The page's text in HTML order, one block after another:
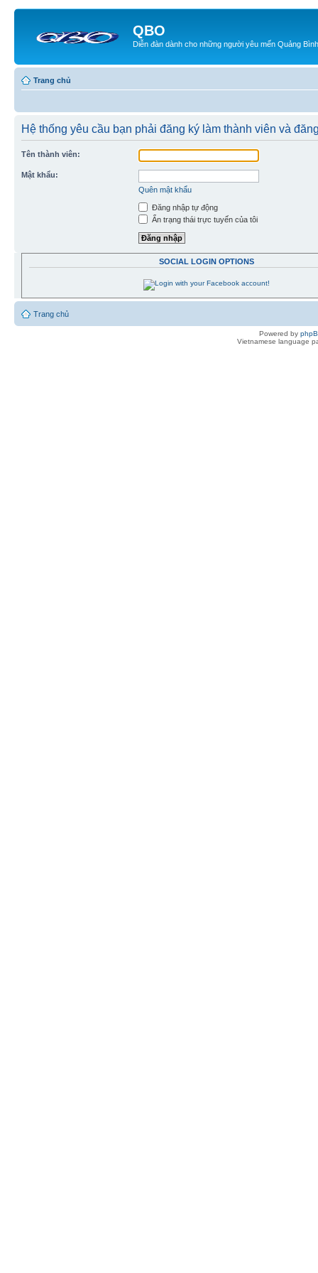
QBO
Diễn đàn dành cho những người yêu mến Quảng Bình
Trang chủ
Hệ thống yêu cầu bạn phải đăng ký làm thành viên và
Tên thành viên:
Mật khẩu:
Quên mật khẩu
Đăng nhập tự động
Ẩn trạng thái trực tuyến của tôi
SOCIAL LOGIN OPTIONS
Trang chủ
Powered by
Vietnamese language